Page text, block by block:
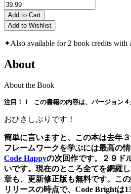
Add to Cart
Add to Wishlist
✦Also available for 2 book credits with
About
About the Book
注目！！ この書籍の内容は、バージョン
おひさしぶりです！
簡単に言いますと、この本は去年３
フレームワークを学ぶには最高の
Code Happyの次回作です。２９ド
いです。現在のところ全てを網羅
章も、更新修正版も無料です。こ
リリースの時点で、Code Brightは